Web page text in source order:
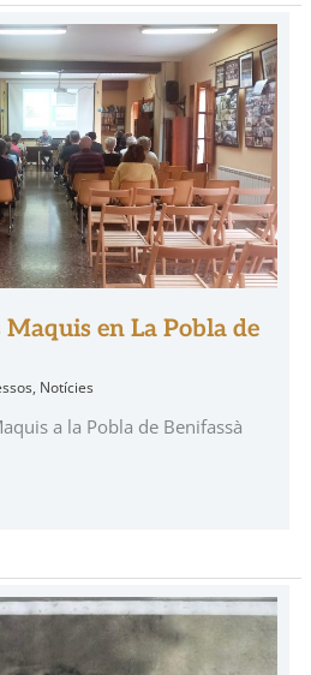
Maquis en La Pobla de
, Notícies
a la Pobla de Benifassà